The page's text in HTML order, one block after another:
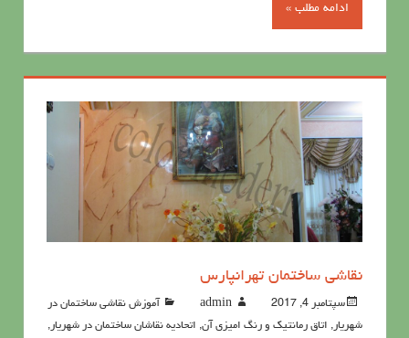
ادامه مطلب »
نقاشی ساختمان تهرانپارس
سپتامبر 4, 2017 admin
آموزش نقاشی ساختمان در
شهریار , اتاق رمانتیک و رنگ امیزی آن, اتحادیه نقاشان ساختمان در شهریار ,